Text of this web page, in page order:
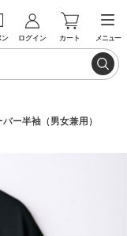
ン ログイン カート メニュー
ー半袖（男女兼用）